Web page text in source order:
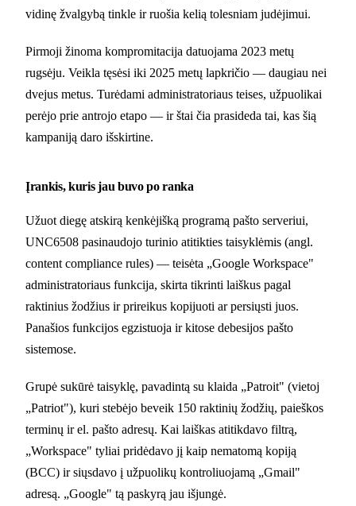
vidinę žvalgybą tinkle ir ruošia kelią tolesniam judėjimui.
Pirmoji žinoma kompromitacija datuojama 2023 metų
rugsėju. Veikla tęsėsi iki 2025 metų lapkričio — daugiau nei
dvejus metus. Turėdami administratoriaus teises, užpuolikai
perėjo prie antrojo etapo — ir štai čia prasideda tai, kas šią
kampaniją daro išskirtine.
Įrankis, kuris jau buvo po ranka
Užuot diegę atskirą kenkėjišką programą pašto serveriui,
UNC6508 pasinaudojo turinio atitikties taisyklėmis (angl.
content compliance rules) — teisėta „Google Workspace"
administratoriaus funkcija, skirta tikrinti laiškus pagal
raktinius žodžius ir prireikus kopijuoti ar persiųsti juos.
Panašios funkcijos egzistuoja ir kitose debesijos pašto
sistemose.
Grupė sukūrė taisyklę, pavadintą su klaida „Patroit" (vietoj
„Patriot"), kuri stebėjo beveik 150 raktinių žodžių, paieškos
terminų ir el. pašto adresų. Kai laiškas atitikdavo filtrą,
„Workspace" tyliai pridėdavo jį kaip nematomą kopiją
(BCC) ir siųsdavo į užpuolikų kontroliuojamą „Gmail"
adresą. „Google" tą paskyrą jau išjungė.